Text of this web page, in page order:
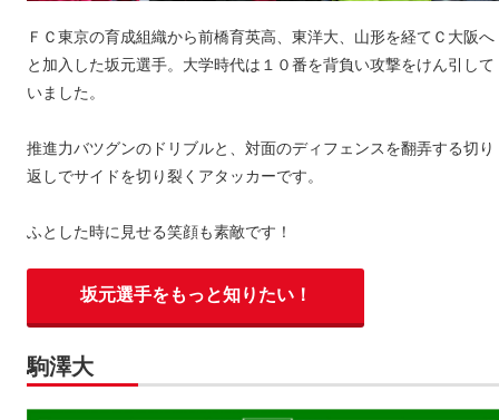
ＦＣ東京の育成組織から前橋育英高、東洋大、山形を経てＣ大阪へ
と加入した坂元選手。大学時代は１０番を背負い攻撃をけん引して
いました。
推進力バツグンのドリブルと、対面のディフェンスを翻弄する切り
返しでサイドを切り裂くアタッカーです。
ふとした時に見せる笑顔も素敵です！
坂元選手をもっと知りたい！
駒澤大